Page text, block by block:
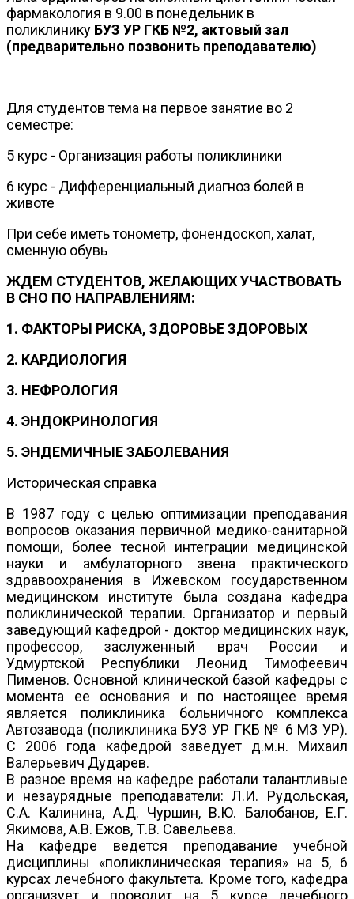
фармакология в 9.00 в понедельник в
поликлинику БУЗ УР ГКБ №2, актовый зал
(предварительно позвонить преподавателю)
Для студентов тема на первое занятие во 2
семестре:
5 курс - Организация работы поликлиники
6 курс - Дифференциальный диагноз болей в
животе
При себе иметь тонометр, фонендоскоп, халат,
сменную обувь
ЖДЕМ СТУДЕНТОВ, ЖЕЛАЮЩИХ УЧАСТВОВАТЬ
В СНО ПО НАПРАВЛЕНИЯМ:
1. ФАКТОРЫ РИСКА, ЗДОРОВЬЕ ЗДОРОВЫХ
2. КАРДИОЛОГИЯ
3. НЕФРОЛОГИЯ
4. ЭНДОКРИНОЛОГИЯ
5. ЭНДЕМИЧНЫЕ ЗАБОЛЕВАНИЯ
Историческая справка
В 1987 году с целью оптимизации преподавания
вопросов оказания первичной медико-санитарной
помощи, более тесной интеграции медицинской
науки и амбулаторного звена практического
здравоохранения в Ижевском государственном
медицинском институте была создана кафедра
поликлинической терапии. Организатор и первый
заведующий кафедрой - доктор медицинских наук,
профессор, заслуженный врач России и
Удмуртской Республики Леонид Тимофеевич
Пименов. Основной клинической базой кафедры с
момента ее основания и по настоящее время
является поликлиника больничного комплекса
Автозавода (поликлиника БУЗ УР ГКБ № 6 МЗ УР).
С 2006 года кафедрой заведует д.м.н. Михаил
Валерьевич Дударев.
В разное время на кафедре работали талантливые
и незаурядные преподаватели: Л.И. Рудольская,
С.А. Калинина, А.Д. Чуршин, В.Ю. Балобанов, Е.Г.
Якимова, А.В. Ежов, Т.В. Савельева.
На кафедре ведется преподавание учебной
дисциплины «поликлиническая терапия» на 5, 6
курсах лечебного факультета. Кроме того, кафедра
организует и проводит на 5 курсе лечебного